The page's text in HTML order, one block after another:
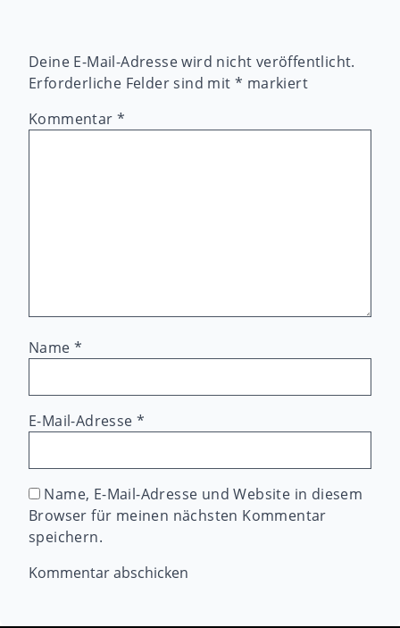
Deine E-Mail-Adresse wird nicht veröffentlicht.
Erforderliche Felder sind mit * markiert
Kommentar*
Name *
E-Mail-Adresse*
Name, E-Mail-Adresse und Website in diesem
Browser für meinen nächsten Kommentar
speichern.